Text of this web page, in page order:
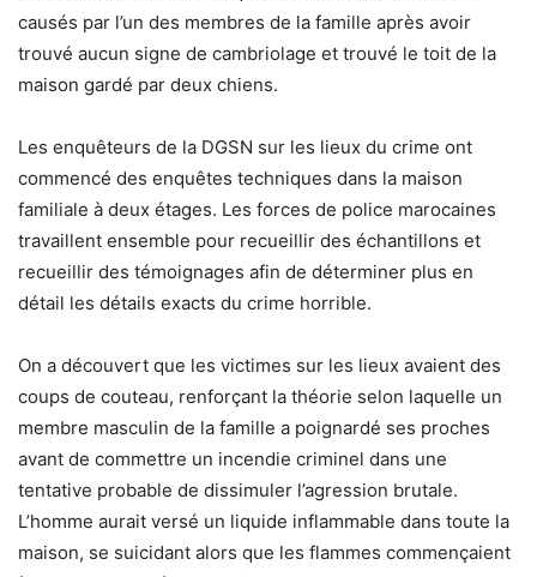
causés par l’un des membres de la famille après avoir
trouvé aucun signe de cambriolage et trouvé le toit de la
maison gardé par deux chiens.
Les enquêteurs de la DGSN sur les lieux du crime ont
commencé des enquêtes techniques dans la maison
familiale à deux étages. Les forces de police marocaines
travaillent ensemble pour recueillir des échantillons et
recueillir des témoignages afin de déterminer plus en
détail les détails exacts du crime horrible.
On a découvert que les victimes sur les lieux avaient des
coups de couteau, renforçant la théorie selon laquelle un
membre masculin de la famille a poignardé ses proches
avant de commettre un incendie criminel dans une
tentative probable de dissimuler l’agression brutale.
L’homme aurait versé un liquide inflammable dans toute la
maison, se suicidant alors que les flammes commençaient